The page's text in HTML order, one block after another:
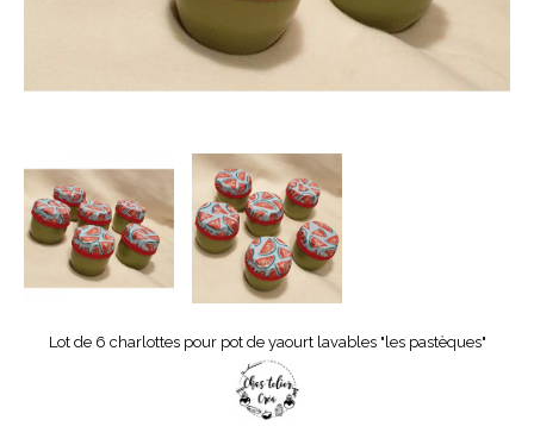
Lot de 6 charlottes pour pot de yaourt lavables "les pastèques"